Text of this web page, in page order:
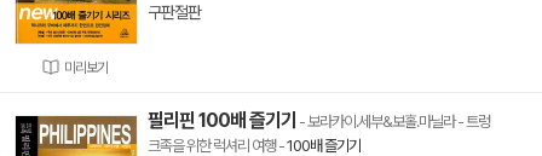
미리보기
구판절판
필리핀 100배 즐기기 - 보라카이.세부&보홀.마닐라 - 트렁
크족을 위한 럭셔리 여행-100배 즐기기